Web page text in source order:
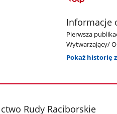
Informacje
Pierwsza
Wytwarzający/
Pokaż historię
Rudy Raciborskie